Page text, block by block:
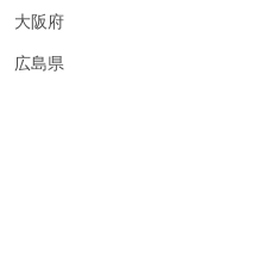
大阪府
広島県